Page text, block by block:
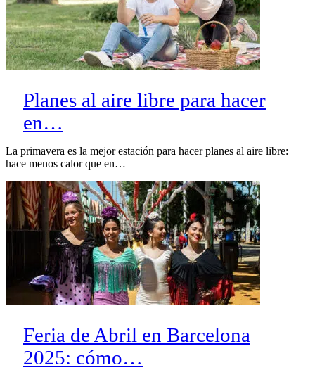
Planes al aire libre para hacer
en…
La primavera es la mejor estación para hacer planes al aire libre:
hace menos calor que en…
Feria de Abril en Barcelona
2025: cómo…